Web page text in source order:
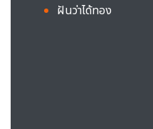
ฝันว่าได้ทอง